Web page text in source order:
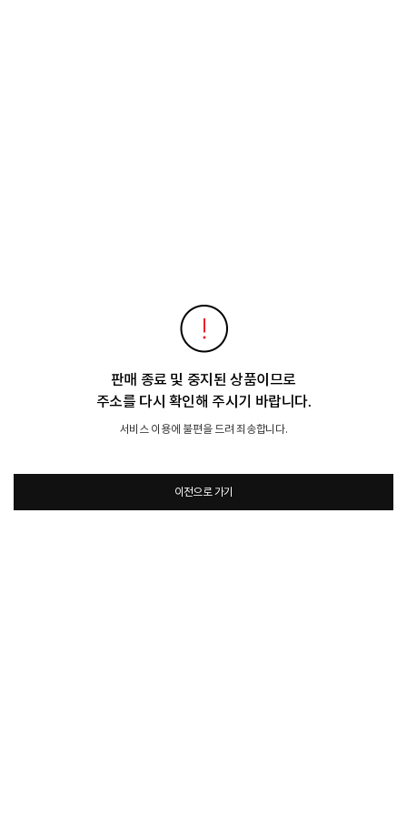
판매 종료 및 중지된 상품이므로
주소를 다시 확인해 주시기 바랍니다.
서비스 이용에 불편을 드려 죄송합니다.
이전으로 가기